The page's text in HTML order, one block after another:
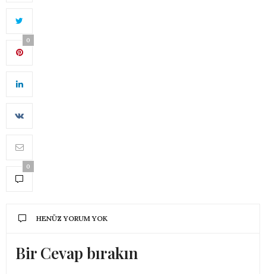
0
0
HENÜZ YORUM YOK
Bir Cevap bırakın